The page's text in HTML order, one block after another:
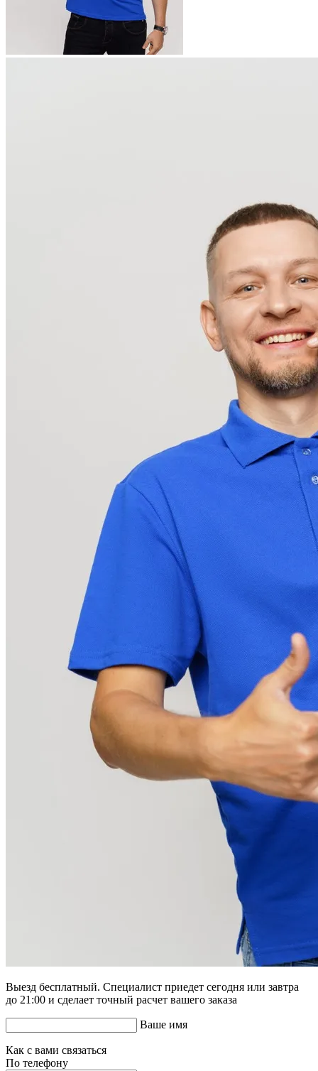
Выезд бесплатный. Специалист приедет сегодня или завтра
до 21:00 и сделает точный расчет вашего заказа
Ваше имя
Как с вами связаться
По телефону